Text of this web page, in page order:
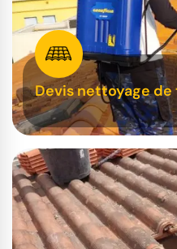
Devis nettoyage de